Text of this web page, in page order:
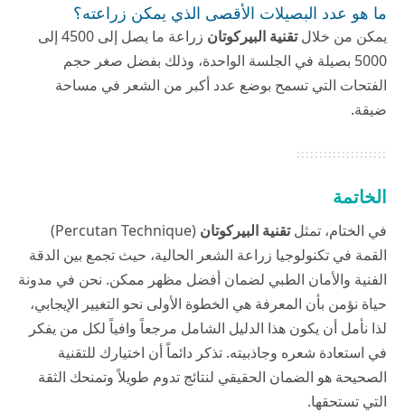
ما هو عدد البصيلات الأقصى الذي يمكن زراعته؟
يمكن من خلالتقنية البيركوتان
زراعة ما يصل إلى 4500 إلى
5000 بصيلة في الجلسة الواحدة، وذلك بفضل صغر حجم
الفتحات التي تسمح بوضع عدد أكبر من الشعر في مساحة
ضيقة.
الخاتمة
في الختام، تمثلتقنية البيركوتان
(Percutan Technique)
القمة في تكنولوجيا زراعة الشعر الحالية، حيث تجمع بين الدقة
الفنية والأمان الطبي لضمان أفضل مظهر ممكن. نحن في مدونة
حياة نؤمن بأن المعرفة هي الخطوة الأولى نحو التغيير الإيجابي،
لذا نأمل أن يكون هذا الدليل الشامل مرجعاً وافياً لكل من يفكر
في استعادة شعره وجاذبيته. تذكر دائماً أن اختيارك للتقنية
الصحيحة هو الضمان الحقيقي لنتائج تدوم طويلاً وتمنحك الثقة
التي تستحقها.